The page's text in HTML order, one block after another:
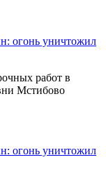
огонь уничтожил
работ в
Мстибово
огонь уничтожил